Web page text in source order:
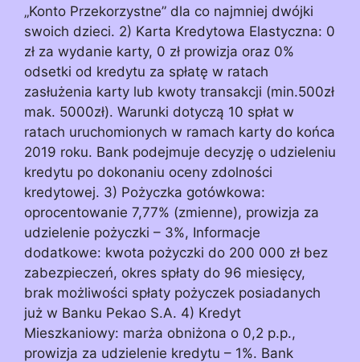
„Konto Przekorzystne” dla co najmniej dwójki
swoich dzieci. 2) Karta Kredytowa Elastyczna: 0
zł za wydanie karty, 0 zł prowizja oraz 0%
odsetki od kredytu za spłatę w ratach
zasłużenia karty lub kwoty transakcji (min.500zł
mak. 5000zł). Warunki dotyczą 10 spłat w
ratach uruchomionych w ramach karty do końca
2019 roku. Bank podejmuje decyzję o udzieleniu
kredytu po dokonaniu oceny zdolności
kredytowej. 3) Pożyczka gotówkowa:
oprocentowanie 7,77% (zmienne), prowizja za
udzielenie pożyczki – 3%, Informacje
dodatkowe: kwota pożyczki do 200 000 zł bez
zabezpieczeń, okres spłaty do 96 miesięcy,
brak możliwości spłaty pożyczek posiadanych
już w Banku Pekao S.A. 4) Kredyt
Mieszkaniowy: marża obniżona o 0,2 p.p.,
prowizja za udzielenie kredytu – 1%. Bank